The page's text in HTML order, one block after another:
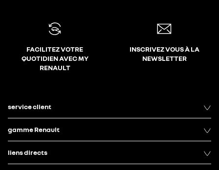
FACILITEZ VOTRE
QUOTIDIEN AVEC MY
RENAULT
INSCRIVEZ VOUS À LA
NEWSLETTER
service client
gamme Renault
liens directs